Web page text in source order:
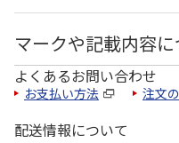
マークや記載内容に
よくあるお問い合わせ
お支払い方法 注文
配送情報について